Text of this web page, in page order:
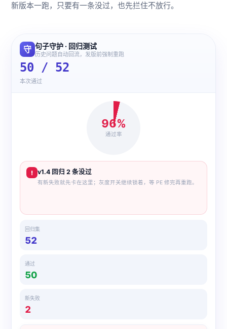
新版本一跑，只要有一条没过，也先拦住不放行。
守 句子守护 · 回归测试
历史问题自动回流，发版前强制重跑
50 / 52
本次通过
96%
通过率
! v1.4 回归 2 条没过
有新失败就先卡在这里；灰度开关继续锁着，等 PE 修完再重跑。
回归集
52
通过
50
新失败
2